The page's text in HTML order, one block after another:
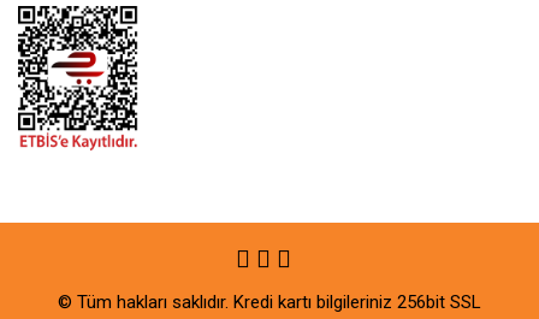
© Tüm hakları saklıdır. Kredi kartı bilgileriniz 256bit SSL